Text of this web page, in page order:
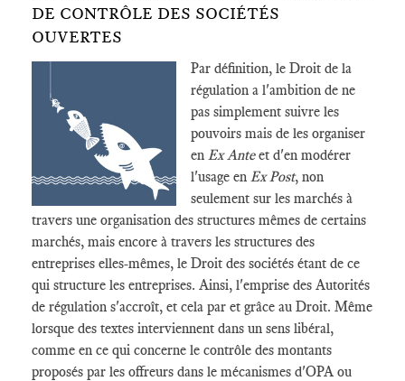
DE CONTRÔLE DES SOCIÉTÉS
OUVERTES
Par définition, le Droit de la
régulation a l'ambition de ne
pas simplement suivre les
pouvoirs mais de les organiser
en Ex Anteet d'en modérer
l'usage en Ex Post, non
seulement sur les marchés à
travers une organisation des structures mêmes de certains
marchés, mais encore à travers les structures des
entreprises elles-mêmes, le Droit des sociétés étant de ce
qui structure les entreprises. Ainsi, l'emprise des Autorités
de régulation s'accroît, et cela par et grâce au Droit. Même
lorsque des textes interviennent dans un sens libéral,
comme en ce qui concerne le contrôle des montants
proposés par les offreurs dans le mécanismes d'OPA ou